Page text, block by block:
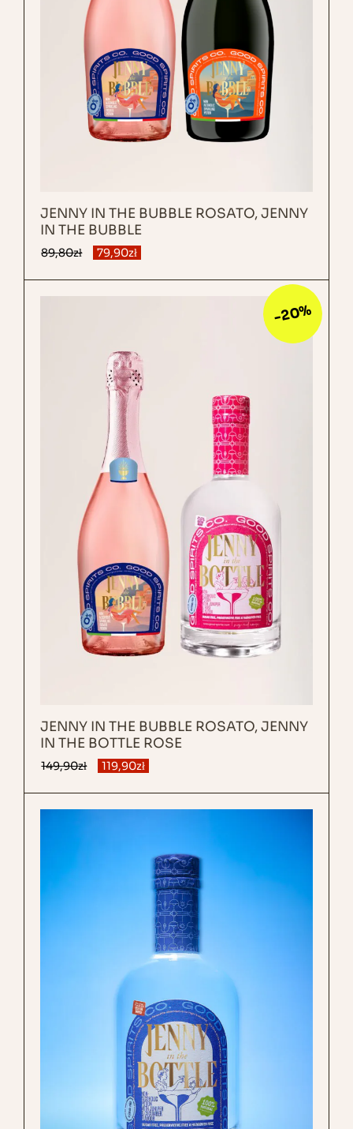
JENNY IN THE BUBBLE ROSATO, JENNY
IN THE BUBBLE
89,80zł 79,90zł
-20%
JENNY IN THE BUBBLE ROSATO, JENNY
IN THE BOTTLE ROSE
149,90zł 119,90zł